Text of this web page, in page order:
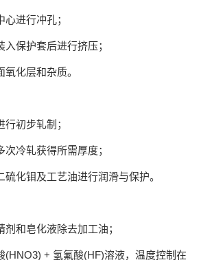
进行冲孔；
保护套后进行挤压；
化层和杂质。
初步轧制；
冷轧获得所需厚度；
化钼及工艺油进行润滑与保护。
和皂化液除去加工油；
(HNO3) + 氢氟酸(HF)溶液，温度控制在